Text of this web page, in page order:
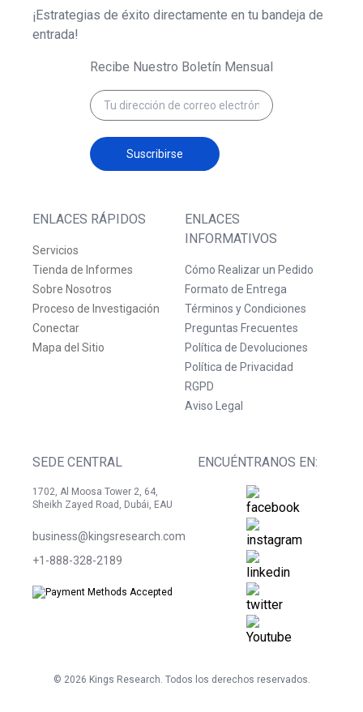
ENLACES RÁPIDOS
Servicios
Tienda de Informes
Sobre Nosotros
Proceso de Investigación
Conectar
Mapa del Sitio
ENLACES
INFORMATIVOS
Cómo Realizar un Pedido
Formato de Entrega
Términos y Condiciones
Preguntas Frecuentes
Política de Devoluciones
Política de Privacidad
RGPD
Aviso Legal
SEDE CENTRAL
1702, Al Moosa Tower 2, 64,
Sheikh Zayed Road, Dubái, EAU
business@kingsresearch.com
+1-888-328-2189
ENCUÉNTRANOS EN:
¡Estrategias de éxito directamente en tu bandeja de
entrada!
Recibe Nuestro Boletín Mensual
Suscribirse
© 2026 Kings Research. Todos los derechos reservados.